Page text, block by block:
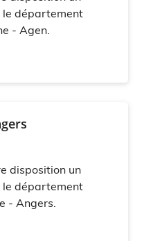
le département
- Agen.
disposition un
le département
- Angers.